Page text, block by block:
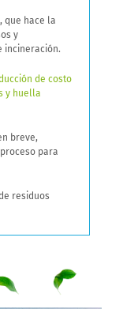
que hace la
y
incineración.
de costo
y huella
breve,
para
residuos